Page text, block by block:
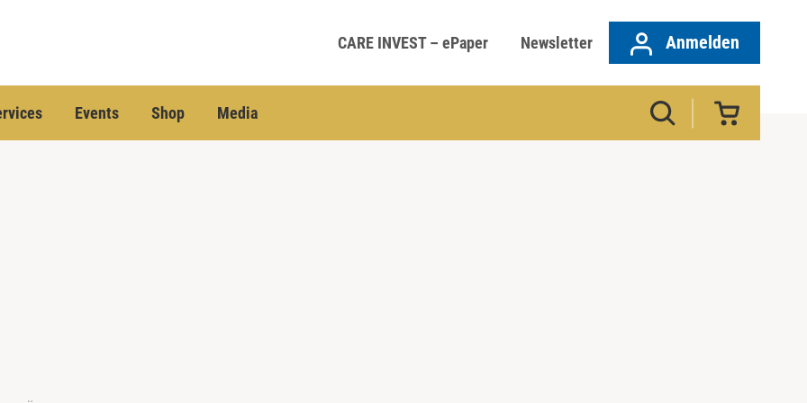
CARE INVEST – ePaper Newsletter Anmelden
Events Shop Media